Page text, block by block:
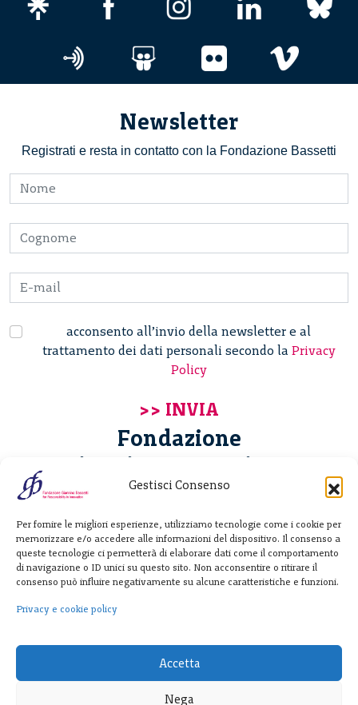
Gestisci Consenso
Per fornire le migliori esperienze, utilizziamo tecnologie come i cookie per
memorizzare e/o accedere alle informazioni del dispositivo. Il consenso a
queste tecnologie ci permetterà di elaborare dati come il comportamento
di navigazione o ID unici su questo sito. Non acconsentire o ritirare il
consenso può influire negativamente su alcune caratteristiche e funzioni.
Privacy e cookie policy
Accetta
Nega
Newsletter
Registrati e resta in contatto con la Fondazione Bassetti
acconsento all’invio della newsletter e al
trattamento dei dati personali secondo la Privacy
Policy
Fondazione
Giannino Bassetti ETS
20122 Milano - Italia
T. +39 02 781933
F. + 39 02 76392030
info@fondazionebassetti.org
p.i. 12520270153